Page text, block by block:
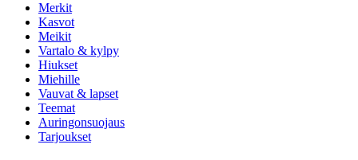
Merkit
Kasvot
Meikit
Vartalo & kylpy
Hiukset
Miehille
Vauvat & lapset
Teemat
Auringonsuojaus
Tarjoukset